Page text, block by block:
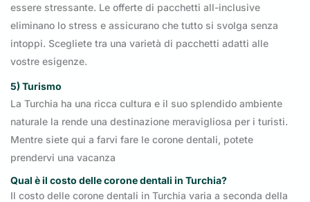
essere stressante. Le offerte di pacchetti all-inclusive
eliminano lo stress e assicurano che tutto si svolga senza
intoppi. Scegliete tra una varietà di pacchetti adatti alle
vostre esigenze.
5) Turismo
La Turchia ha una ricca cultura e il suo splendido ambiente
naturale la rende una destinazione meravigliosa per i turisti.
Mentre siete qui a farvi fare le corone dentali, potete
prendervi una vacanza
Qual è il costo delle corone dentali in Turchia?
Il costo delle corone dentali in Turchia varia a seconda della